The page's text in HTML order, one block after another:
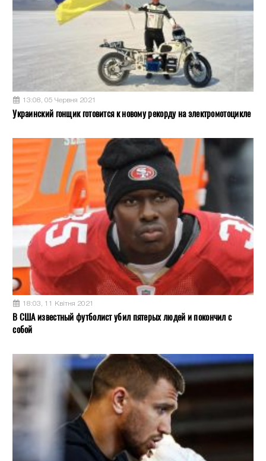
13:08, 05 Червня 2021
Украинский гонщик готовится к новому рекорду на электромотоцикле
18:03, 11 Квітня 2021
В США известный футболист убил пятерых людей и покончил с
собой